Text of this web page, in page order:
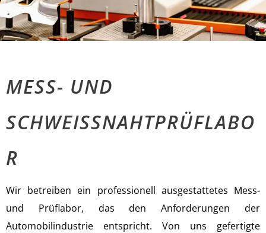
MESS- UND
SCHWEISSNAHTPRÜFLABO
R
Wir betreiben ein professionell ausgestattetes Mess-
und Prüflabor, das den Anforderungen der
Automobilindustrie entspricht. Von uns gefertigte